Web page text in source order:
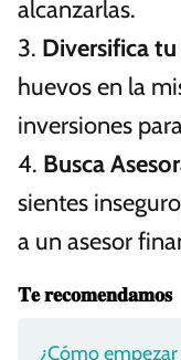
alcanzarlas.
3. Diversifica tu
huevos en la
inversiones
4. Busca
sientes
a un asesor
𝐓𝐞 𝐫𝐞𝐜𝐨𝐦𝐞𝐧𝐝𝐚𝐦𝐨𝐬
¿Cómo